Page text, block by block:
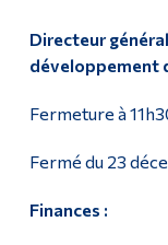
Directeur
développement
Fermeture à
Fermé du 23
Finances :